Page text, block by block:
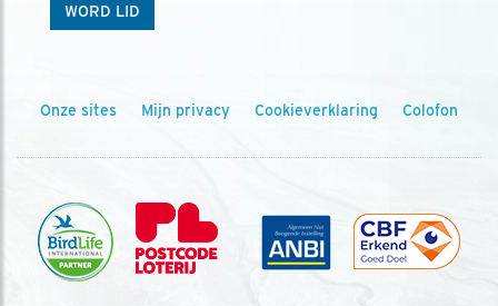
WORD LID
Onze sites Mijn privacy Cookieverklaring Colofon